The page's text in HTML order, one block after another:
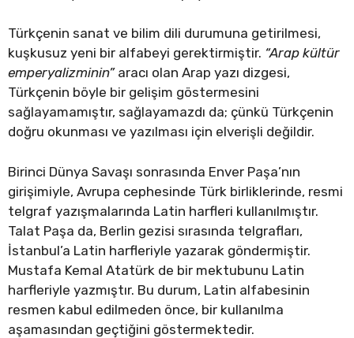
Türkçenin sanat ve bilim dili durumuna getirilmesi,
kuşkusuz yeni bir alfabeyi gerektirmiştir. “Arap kültür
emperyalizminin”aracı olan Arap yazı dizgesi,
Türkçenin böyle bir gelişim göstermesini
sağlayamamıştır, sağlayamazdı da; çünkü Türkçenin
doğru okunması ve yazılması için elverişli değildir.
Birinci Dünya Savaşı sonrasında Enver Paşa’nın
girişimiyle, Avrupa cephesinde Türk birliklerinde, resmi
telgraf yazışmalarında Latin harfleri kullanılmıştır.
Talat Paşa da, Berlin gezisi sırasında telgrafları,
İstanbul’a Latin harfleriyle yazarak göndermiştir.
Mustafa Kemal Atatürk de bir mektubunu Latin
harfleriyle yazmıştır. Bu durum, Latin alfabesinin
resmen kabul edilmeden önce, bir kullanılma
aşamasından geçtiğini göstermektedir.